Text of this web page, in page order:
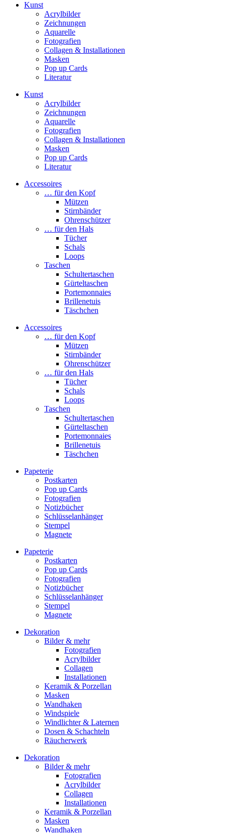
Kunst
Acrylbilder
Zeichnungen
Aquarelle
Fotografien
Collagen & Installationen
Masken
Pop up Cards
Literatur
Kunst
Acrylbilder
Zeichnungen
Aquarelle
Fotografien
Collagen & Installationen
Masken
Pop up Cards
Literatur
Accessoires
… für den Kopf
Mützen
Stirnbänder
Ohrenschützer
… für den Hals
Tücher
Schals
Loops
Taschen
Schultertaschen
Gürteltaschen
Portemonnaies
Brillenetuis
Täschchen
Accessoires
… für den Kopf
Mützen
Stirnbänder
Ohrenschützer
… für den Hals
Tücher
Schals
Loops
Taschen
Schultertaschen
Gürteltaschen
Portemonnaies
Brillenetuis
Täschchen
Papeterie
Postkarten
Pop up Cards
Fotografien
Notizbücher
Schlüsselanhänger
Stempel
Magnete
Papeterie
Postkarten
Pop up Cards
Fotografien
Notizbücher
Schlüsselanhänger
Stempel
Magnete
Dekoration
Bilder & mehr
Fotografien
Acrylbilder
Collagen
Installationen
Keramik & Porzellan
Masken
Wandhaken
Windspiele
Windlichter & Laternen
Dosen & Schachteln
Räucherwerk
Dekoration
Bilder & mehr
Fotografien
Acrylbilder
Collagen
Installationen
Keramik & Porzellan
Masken
Wandhaken